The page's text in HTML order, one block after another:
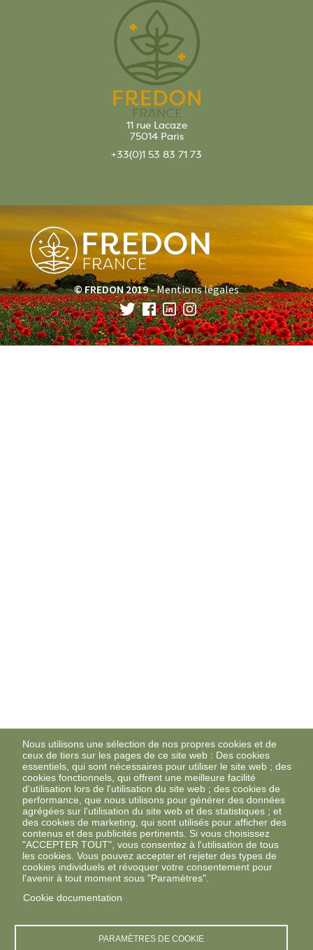
11 rue Lacaze
75014 Paris
+33(0)1 53 83 71 73
© FREDON 2019 -Mentions légales
Nous utilisons une sélection de nos propres cookies et de
ceux de tiers sur les pages de ce site web : Des cookies
essentiels, qui sont nécessaires pour utiliser le site web ; des
cookies fonctionnels, qui offrent une meilleure facilité
d'utilisation lors de l'utilisation du site web ; des cookies de
performance, que nous utilisons pour générer des données
agrégées sur l'utilisation du site web et des statistiques ; et
des cookies de marketing, qui sont utilisés pour afficher des
contenus et des publicités pertinents. Si vous choisissez
"ACCEPTER TOUT", vous consentez à l'utilisation de tous
les cookies. Vous pouvez accepter et rejeter des types de
cookies individuels et révoquer votre consentement pour
l'avenir à tout moment sous "Paramètres".
Cookie documentation
PARAMÈTRES DE COOKIE